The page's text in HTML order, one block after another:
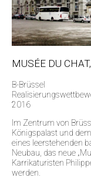
MUSÉE DU
B-Brüssel
2016
Im Zentrum von
Königspalast und
eines leerstehenden
Neubau, das neue
Karrikaturisten
werden.